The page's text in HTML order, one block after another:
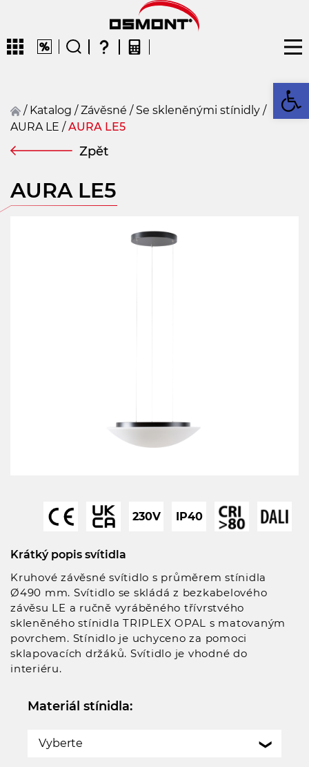
CZENDEFRFIN
/ Katalog / závěsné / Se skleněnými stínidly /
AURA LE / AURA LE5
Zpět
Krátký popis svítidla
Kruhové závěsné svítidlo s průměrem stínidla
Ø490 mm. Svítidlo se skládá z bezkabelového
závěsu LE a ručně vyráběného třívrstvého
skleněného stínidla TRIPLEX OPAL s matovaným
povrchem. Stínidlo je uchyceno za pomoci
sklapovacích držáků. Svítidlo je vhodné do
interiéru.
Materiál stínidla:
Vyberte
AURA LE5
230V IP40